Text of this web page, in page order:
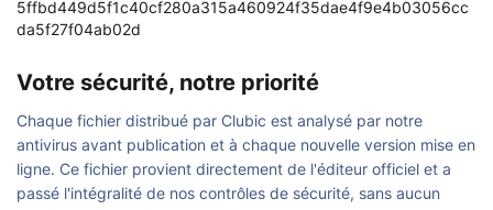
5ffbd449d5f1c40cf280a315a460924f35dae4f9e4b03056cc
da5f27f04ab02d
Votre sécurité, notre priorité
Chaque fichier distribué par Clubic est analysé par notre
antivirus avant publication et à chaque nouvelle version mise en
ligne. Ce fichier provient directement de l'éditeur officiel et a
passé l'intégralité de nos contrôles de sécurité, sans aucun